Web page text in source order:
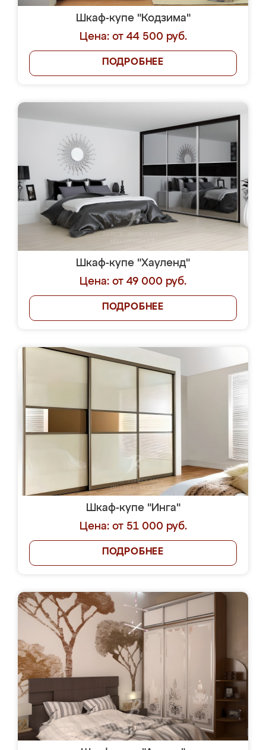
Шкаф-купе "Кодзима"
Цена: от 44 500 руб.
ПОДРОБНЕЕ
Шкаф-купе "Хауленд"
Цена: от 49 000 руб.
ПОДРОБНЕЕ
Шкаф-купе "Инга"
Цена: от 51 000 руб.
ПОДРОБНЕЕ